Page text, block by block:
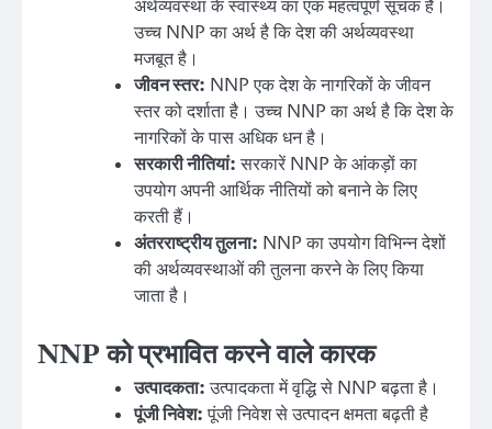
अर्थव्यवस्था के स्वास्थ्य का एक महत्वपूर्ण सूचक है।
उच्च NNP का अर्थ है कि देश की अर्थव्यवस्था
मजबूत है।
जीवन स्तर: NNP एक देश के नागरिकों के जीवन
स्तर को दर्शाता है। उच्च NNP का अर्थ है कि देश के
नागरिकों के पास अधिक धन है।
सरकारी नीतियां:सरकारें NNP के आंकड़ों का
उपयोग अपनी आर्थिक नीतियों को बनाने के लिए
करती हैं।
अंतरराष्ट्रीय तुलना: NNP का उपयोग विभिन्न देशों
की अर्थव्यवस्थाओं की तुलना करने के लिए किया
जाता है।
NNP को प्रभावित करने वाले कारक
उत्पादकता:उत्पादकता में वृद्धि से NNP बढ़ता है।
पूंजी निवेश:पूंजी निवेश से उत्पादन क्षमता बढ़ती है